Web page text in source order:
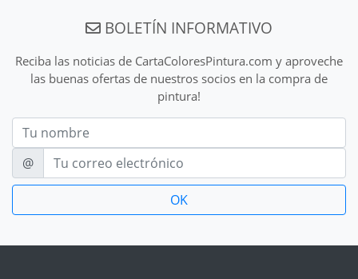
BOLETÍN INFORMATIVO
Reciba las noticias de CartaColoresPintura.com y aproveche
las buenas ofertas de nuestros socios en la compra de
pintura!
Nom
E-mail
@